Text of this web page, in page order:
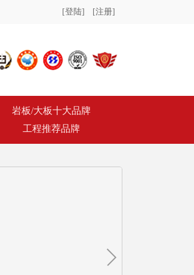
[登陆] [注册]
岩板/大板十大品牌
工程推荐品牌